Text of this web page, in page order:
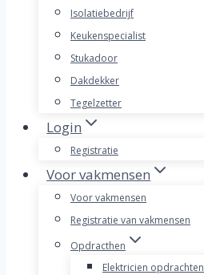
Isolatiebedrijf
Keukenspecialist
Stukadoor
Dakdekker
Tegelzetter
Login
Registratie
Voor vakmensen
Voor vakmensen
Registratie van vakmensen
Opdracthen
Elektricien opdrachten